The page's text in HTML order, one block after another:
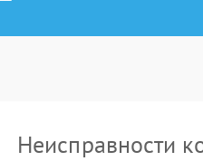
Неисправности